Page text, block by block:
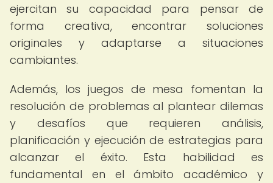
ejercitan su capacidad para pensar de
forma creativa, encontrar soluciones
originales y adaptarse a situaciones
cambiantes.
Además, los juegos de mesa fomentan la
resolución de problemas al plantear dilemas
y desafíos que requieren análisis,
planificación y ejecución de estrategias para
alcanzar el éxito. Esta habilidad es
fundamental en el ámbito académico y